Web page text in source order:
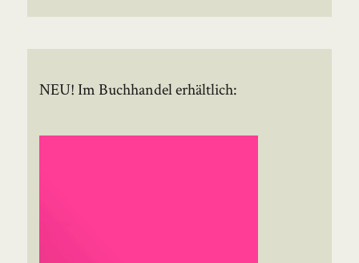
NEU! Im Buchhandel erhältlich: